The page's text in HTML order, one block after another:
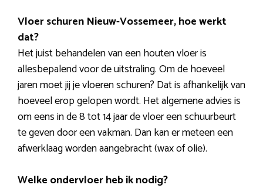
Vloer schuren Nieuw-Vossemeer, hoe werkt
dat?
Het juist behandelen van een houten vloer is
allesbepalend voor de uitstraling. Om de hoeveel
jaren moet jij je vloeren schuren? Dat is afhankelijk van
hoeveel erop gelopen wordt. Het algemene advies is
om eens in de 8 tot 14 jaar de vloer een schuurbeurt
te geven door een vakman. Dan kan er meteen een
afwerklaag worden aangebracht (wax of olie).
Welke ondervloer heb ik nodig?